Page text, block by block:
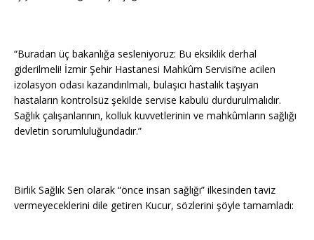
“Buradan üç bakanlığa sesleniyoruz: Bu eksiklik derhal
giderilmeli! İzmir Şehir Hastanesi Mahkûm Servisi’ne acilen
izolasyon odası kazandırılmalı, bulaşıcı hastalık taşıyan
hastaların kontrolsüz şekilde servise kabulü durdurulmalıdır.
Sağlık çalışanlarının, kolluk kuvvetlerinin ve mahkûmların sağlığı
devletin sorumluluğundadır.”
Birlik Sağlık Sen olarak “önce insan sağlığı” ilkesinden taviz
vermeyeceklerini dile getiren Kucur, sözlerini şöyle tamamladı: